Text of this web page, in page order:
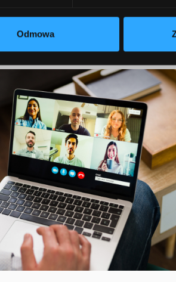
Odmowa